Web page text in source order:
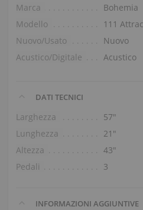
Marca
Bohemia
Modello
111
Nuovo/Usato
Nuovo
Acustico/Digitale
Acustico
DATI TECNICI
Larghezza
57″
Lunghezza
21″
Altezza
43″
Pedali
3
INFORMAZIONI AGGIUNTIVE